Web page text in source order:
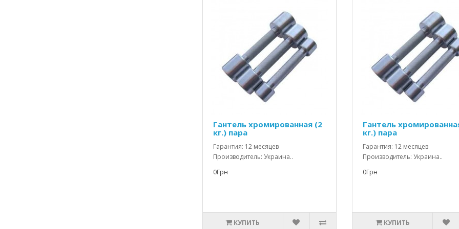
Гантель хромированная (2
кг.) пара
Гарантия: 12 месяцев
Производитель: Украина..
0Грн
КУПИТЬ
Гантель
кг.) пара
Гарантия: 12 месяцев
Производитель: Украина..
0Грн
КУПИТЬ